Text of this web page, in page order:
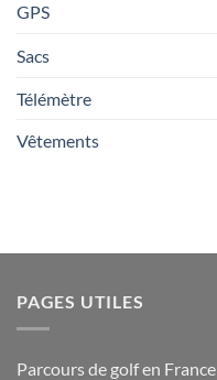
GPS
Sacs
Télémètre
Vêtements
PAGES UTILES
Parcours de golf en France